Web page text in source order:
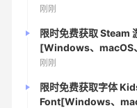
刚刚
限时免费获取 Steam
[Windows、
刚刚
限时免费获取字体
Font[Windows、